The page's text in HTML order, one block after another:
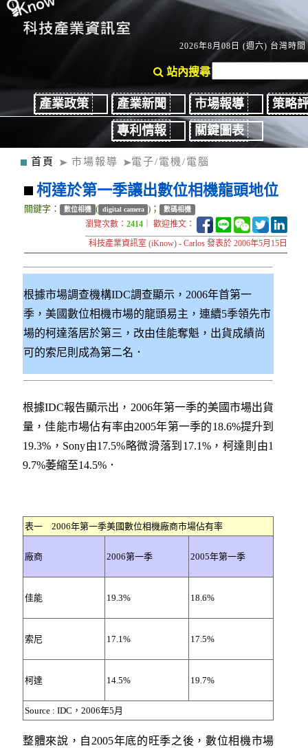
2026年8月08日 (週六) 台灣時間
站內搜尋
產業政策 產業新聞 市場報導
策略
專利情報
關鍵圖表
首頁 市場報導 電子/電機/電腦
柯達於第一季讓出數位相機龍頭地位
關鍵字： 數位相機 ( digital camera )； 數碼相機
瀏覽次數：2414 ｜ 歡迎推文：
科技產業資訊室 (iKnow) - Carlos 發表於 2006年5月15日
根據市場調查機構IDC調查顯示，2006年首第一
季，美國數位相機市場的龍頭易主，連續5季領先市
場的柯達落居於第三，改由佳能奪魁，出貨成績尚
可的索尼則成為第二名．
根據IDC報告顯示出，2006年第一季的美國市場出貨
量，佳能市場佔有率由2005年第一季的18.6%提升到
19.3%，Sony由17.5%略微滑落到17.1%，柯達則由1
9.7%萎縮至14.5%．
表一 2006年第一季美國數位相機廠商市場佔有率
廠商 2006第一季 2005年第一季
佳能 19.3% 18.6%
索尼 17.1% 17.5%
柯達 14.5% 19.7%
Source : IDC，2006年5月
整體來說，自2005年底的旺季之後，數位相機市場